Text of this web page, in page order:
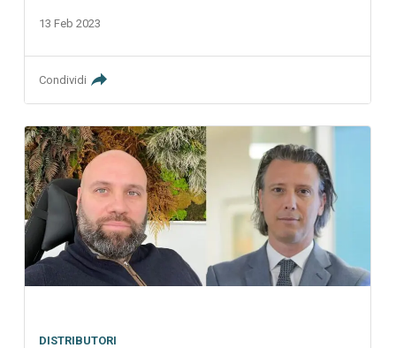
13 Feb 2023
Condividi
DISTRIBUTORI